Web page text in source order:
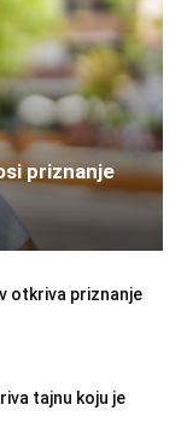
priznanje
otkriva priznanje
tajnu koju je